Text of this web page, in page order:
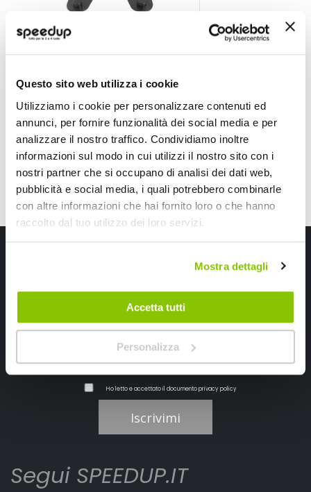
Questo sito web utilizza i cookie
Utilizziamo i cookie per personalizzare contenuti ed
annunci, per fornire funzionalità dei social media e per
analizzare il nostro traffico. Condividiamo inoltre
informazioni sul modo in cui utilizzi il nostro sito con i
nostri partner che si occupano di analisi dei dati web,
pubblicità e social media, i quali potrebbero combinarle
con altre informazioni che hai fornito loro o che hanno
raccolto dal tuo utilizzo dei loro servizi.
Mostra dettagli
Accetta tutti
Personalizza
PHONOCAR
Prezzo
speciale
49,50 € -52%
Spedizione gratuita!
Installazione
PHONOCAR
Spedizione gratuita!
Ho letto e accettato il documentoprivacy policy
Iscrivimi
Segui SPEEDUP.IT